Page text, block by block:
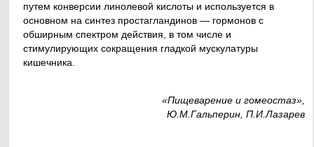
путем конверсии линолевой кислоты и используется в
основном на синтез простагландинов — гормонов с
обширным спектром действия, в том числе и
стимулирующих сокращения гладкой мускулатуры
кишечника.
«Пищеварение и гомеостаз»,
Ю.М.Гальперин, П.И.Лазарев